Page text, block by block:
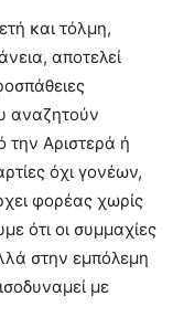
και τόλμη,
αποτελεί
αναζητούν
την Αριστερά ή
όχι γονέων,
φορέας χωρίς
ότι οι συμμαχίες
στην εμπόλεμη
με